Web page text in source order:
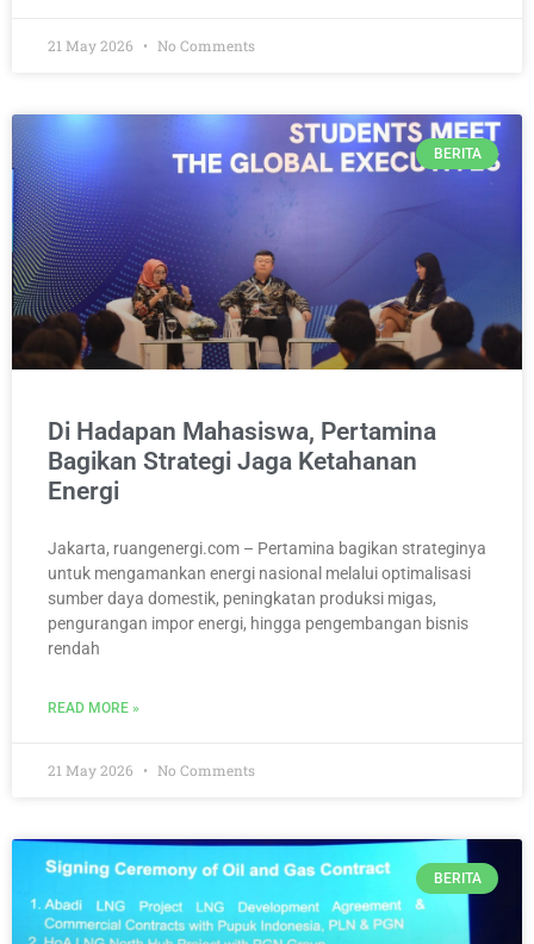
21 May 2026 No Comments
BERITA
Di Hadapan Mahasiswa, Pertamina
Bagikan Strategi Jaga Ketahanan
Energi
Jakarta, ruangenergi.com – Pertamina bagikan strateginya
untuk mengamankan energi nasional melalui optimalisasi
sumber daya domestik, peningkatan produksi migas,
pengurangan impor energi, hingga pengembangan bisnis
rendah
READ MORE »
21 May 2026 No Comments
BERITA